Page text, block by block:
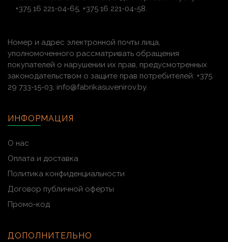
+375 16 221-04-65, +375 16 221-04-58.
Номер и адрес электронной почты лица,
уполномоченного рассматривать обращения
покупателей о нарушении их прав, предусмотренных
законодательством о защите прав потребителей: +375
29 733-15-03, info@fabrikasuvenirov.by.
ИНФОРМАЦИЯ
О нас
Оплата и доставка
Политика конфиденциальности
Договор публичной оферты
Промо-код
ДОПОЛНИТЕЛЬНО